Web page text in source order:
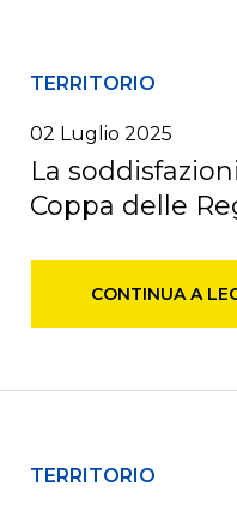
TERRITORIO
02 Luglio 2025
La
Coppa delle
CONTINUA A
TERRITORIO